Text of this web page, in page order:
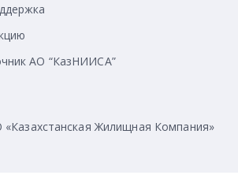
АО “КазНИИСА”
Жилищная Компания»